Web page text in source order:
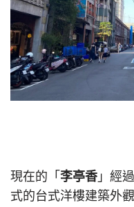
現在的「 李亭香 」經
式的台式洋樓建築外